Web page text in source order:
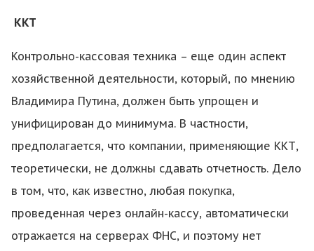
ККТ
Контрольно-кассовая техника – еще один аспект
хозяйственной деятельности, который, по мнению
Владимира Путина, должен быть упрощен и
унифицирован до минимума. В частности,
предполагается, что компании, применяющие ККТ,
теоретически, не должны сдавать отчетность. Дело
в том, что, как известно, любая покупка,
проведенная через онлайн-кассу, автоматически
отражается на серверах ФНС, и поэтому нет